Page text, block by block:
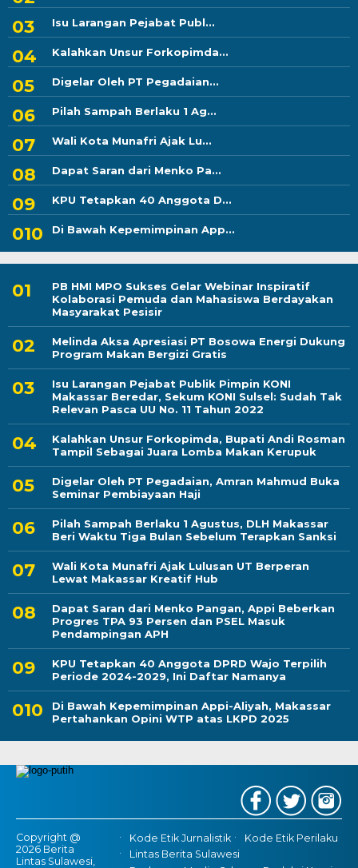
Isu Larangan Pejabat Publ...
Kalahkan Unsur Forkopimda...
Digelar Oleh PT Pegadaian...
Pilah Sampah Berlaku 1 Ag...
Wali Kota Munafri Ajak Lu...
Dapat Saran dari Menko Pa...
KPU Tetapkan 40 Anggota D...
Di Bawah Kepemimpinan App...
PB HMI MPO Sukses Gelar Webinar Inspiratif
Kolaborasi Pemuda dan Mahasiswa Berdayakan
Masyarakat Pesisir
Melinda Aksa Apresiasi PT Bosowa Energi Dukung
Program Makan Bergizi Gratis
Isu Larangan Pejabat Publik Pimpin KONI
Makassar Beredar, Sekum KONI Sulsel: Sudah Tak
Relevan Pasca UU No. 11 Tahun 2022
Kalahkan Unsur Forkopimda, Bupati Andi Rosman
Tampil Sebagai Juara Lomba Makan Kerupuk
Digelar Oleh PT Pegadaian, Amran Mahmud Buka
Seminar Pembiayaan Haji
Pilah Sampah Berlaku 1 Agustus, DLH Makassar
Beri Waktu Tiga Bulan Sebelum Terapkan Sanksi
Wali Kota Munafri Ajak Lulusan UT Berperan
Lewat Makassar Kreatif Hub
Dapat Saran dari Menko Pangan, Appi Beberkan
Progres TPA 93 Persen dan PSEL Masuk
Pendampingan APH
KPU Tetapkan 40 Anggota DPRD Wajo Terpilih
Periode 2024-2029, Ini Daftar Namanya
Di Bawah Kepemimpinan Appi-Aliyah, Makassar
Pertahankan Opini WTP atas LKPD 2025
Copyright @
2026 Berita
Lintas Sulawesi,
Kode Etik Jurnalistik
Kode Etik Perilaku
Lintas Berita Sulawesi